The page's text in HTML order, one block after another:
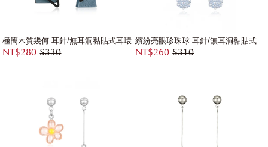
極簡木質幾何 耳針/無耳洞黏貼式耳環
NT$280 $330 NT$260 $310